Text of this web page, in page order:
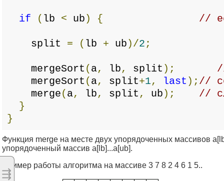
⇶
if ( lb < ub ) { //
split = ( lb + ub )/2 ;
mergeSort ( a, lb, split );
mergeSort ( a, split+1, last ); //
merge( a, lb, split , ub );
//
}
}
Функция merge на месте двух упорядоченных массивов
упорядоченный массив a[lb]...a[ub].
Пример работы алгоритма на массиве 3 7 8 2 4 6 1 5..